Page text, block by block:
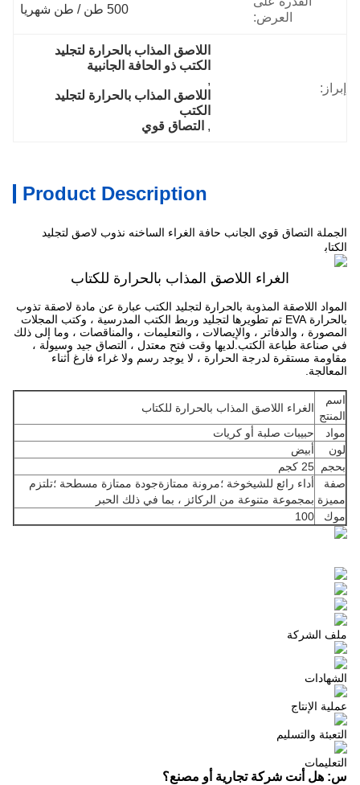
العرض:
500 طن / طن شهريا
إبراز:
اللاصق المذاب بالحرارة لتجليد
الكتب ذو الحافة الجانبية
,
اللاصق المذاب بالحرارة لتجليد
الكتب
, التصاق قوي
Product Description
الجملة التصاق قوي الجانب حافة الغراء الساخنه نذوب لاصق لتجليد
الكتابتخصيص
الغراء اللاصق المذاب بالحرارة للكتاب
المواد اللاصقة المذوبة بالحرارة لتجليد الكتب عبارة عن مادة لاصقة تذوب
بالحرارة EVA تم تطويرها لتجليد وربط الكتب المدرسية ، وكتب المجلات
المصورة ، والدفاتر ، والإيصالات ، والتعليمات ، والمناقصات ، وما إلى ذلك
في صناعة طباعة الكتب.لديها وقت فتح معتدل ، التصاق جيد وسيولة ،
مقاومة مستقرة لدرجة الحرارة ، لا يوجد رسم ولا غراء فارغ أثناء
المعالجة.
اسم
المنتج
الغراء اللاصق المذاب بالحرارة للكتاب
مواد
حبيبات صلبة أو كريات
لون
أبيض
بحجم
25 كجم
صفة
مميزة
أداء رائع للشيخوخة ؛مرونة ممتازةجودة ممتازة مسطحة ؛تلتزم
بمجموعة متنوعة من الركائز ، بما في ذلك الحبر
موك
100
ملف الشركة
الشهادات
عملية الإنتاج
التعبئة والتسليم
التعليمات
س: هل أنت شركة تجارية أو مصنع؟